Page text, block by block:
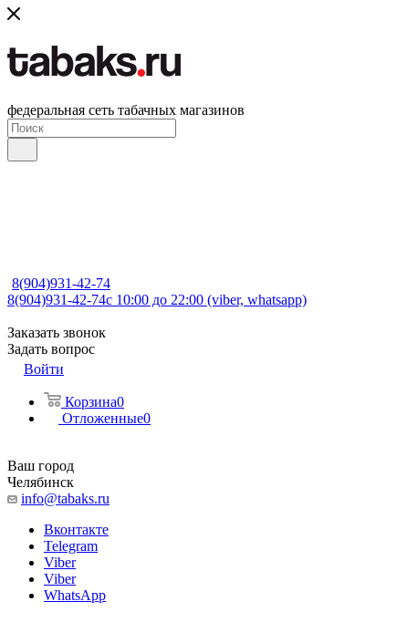
федеральная сеть табачных магазинов
8(904)931-42-74
8(904)931-42-74с 10:00 до 22:00 (viber, whatsapp)
Заказать звонок
Задать вопрос
Войти
Корзина0
Отложенные0
Ваш город
Челябинск
info@tabaks.ru
Вконтакте
Telegram
Viber
Viber
WhatsApp